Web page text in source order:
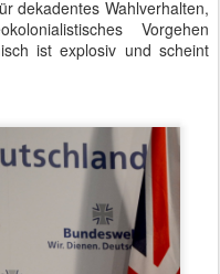
dekadentes Wahlverhalten,
Vorgehen
ist explosiv und scheint